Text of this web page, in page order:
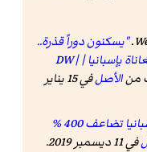
"يسكنون دوراً قذرة..
مهاجرون مغاربة على حبال المعاناة بإسبانيا | DW |
منالأصل
في 15 يناير
"عدد المهاجرين المغاربة في إسبانيا تضاعف 400 %
في 11 ديسمبر 2019
.